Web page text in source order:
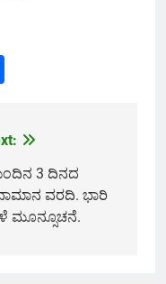
3 ದಿನದ
ವರದಿ. ಭಾರಿ
ಮೂನ್ಸೂಚನೆ.